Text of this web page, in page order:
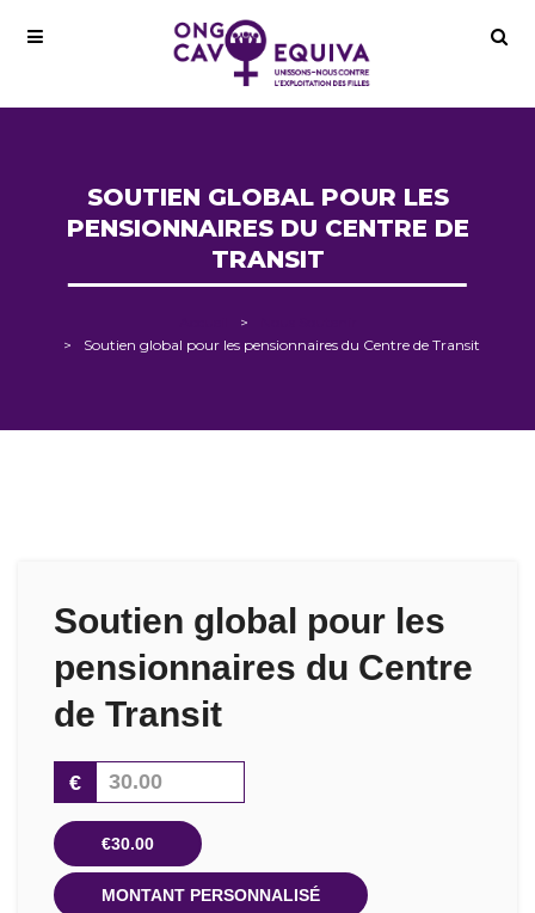
SOUTIEN GLOBAL POUR LES
PENSIONNAIRES DU CENTRE DE
TRANSIT
Soutien global pour les pensionnaires du Centre de Transit
Soutien global pour les
pensionnaires du Centre
de Transit
€
€30.00
MONTANT PERSONNALISÉ